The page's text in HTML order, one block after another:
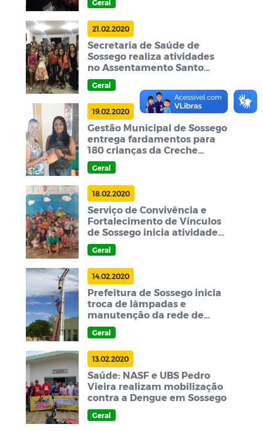
Geral
21.02.2020
Secretaria de Saúde de
Sossego realiza atividades
no Assentamento Santo
Antônio
Geral
19.02.2020
Gestão Municipal de Sossego
entrega fardamentos para
180 crianças da Creche
Municipal
Geral
18.02.2020
Serviço de Convivência e
Fortalecimento de Vínculos
de Sossego inicia atividades
referentes a 2020
Geral
14.02.2020
Prefeitura de Sossego inicia
troca de lâmpadas e
manutenção da rede de
iluminação pública
Geral
13.02.2020
Saúde: NASF e UBS Pedro
Vieira realizam mobilização
contra a Dengue em Sossego
Geral